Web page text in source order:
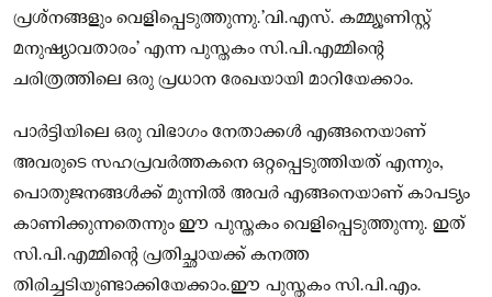
പ്രശ്നങ്ങളും വെളിപ്പെടുത്തുന്നു.’വി.എസ്. കമ്മ്യൂണിസ്റ്റ്
മനുഷ്യാവതാരം’ എന്ന പുസ്തകം സി.പി.എമ്മിന്റെ
ചരിത്രത്തിലെ ഒരു പ്രധാന രേഖയായി മാറിയേക്കാം.
പാർട്ടിയിലെ ഒരു വിഭാഗം നേതാക്കൾ എങ്ങനെയാണ്
അവരുടെ സഹപ്രവർത്തകനെ ഒറ്റപ്പെടുത്തിയത് എന്നും,
പൊതുജനങ്ങൾക്ക് മുന്നിൽ അവർ എങ്ങനെയാണ് കാപട്യം
കാണിക്കുന്നതെന്നും ഈ പുസ്തകം വെളിപ്പെടുത്തുന്നു. ഇത്
സി.പി.എമ്മിന്റെ പ്രതിച്ഛായക്ക് കനത്ത
തിരിച്ചടിയുണ്ടാക്കിയേക്കാം.ഈ പുസ്തകം സി.പി.എം.